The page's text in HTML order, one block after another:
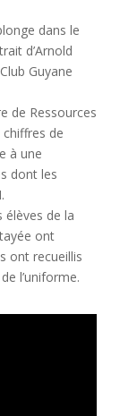
dans le
d’Arnold
Guyane
de Ressources
de
à une
dont les
de la
ont
ont recueillis
l’uniforme.